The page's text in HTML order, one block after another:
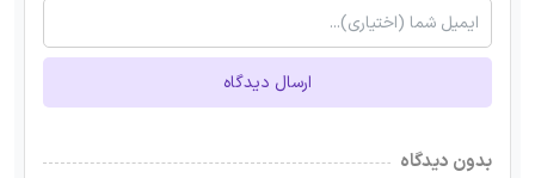
ارسال دیدگاه
بدون دیدگاه